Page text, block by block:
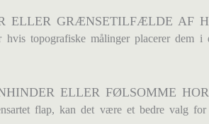
ELLER GRÆNSETILFÆLDE AF
topografiske målinger placerer
ELLER FØLSOMME
flap, kan det være et bedre valg for